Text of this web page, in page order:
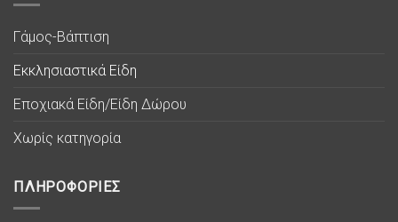
Γάμος-Βάπτιση
Εκκλησιαστικά Είδη
Εποχιακά Είδη/Είδη Δώρου
Χωρίς κατηγορία
ΠΛΗΡΟΦΟΡΙΕΣ